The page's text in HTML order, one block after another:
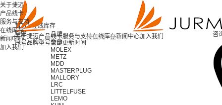
关于捷迈产品线卡服务与支持在线库存新闻中心加入我们
关于捷迈
产品线卡
服务与支持
在线库存
新闻中心
加入我们
首页 >在线库存
咨
全部
品牌
全部
MOLEX
METZ
MDD
MASTERPLUG
MALLORY
LRC
LITTELFUSE
LEMO
序号品牌型号数量更新时间